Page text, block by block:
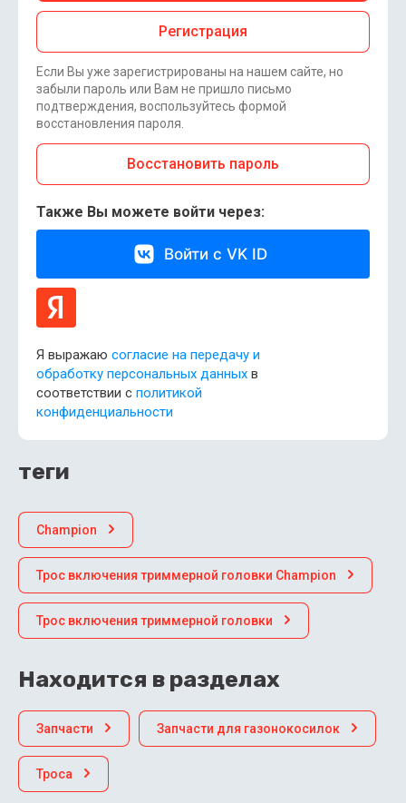
Регистрация
Если Вы уже зарегистрированы на нашем сайте, но
забыли пароль или Вам не пришло письмо
подтверждения, воспользуйтесь формой
восстановления пароля.
Восстановить пароль
Также Вы можете войти через:
Войти с VK ID
Я выражаю согласие на передачу и
обработку персональных данных в
соответствии с политикой
конфиденциальности
теги
Champion
Трос включения триммерной головки Champion
Трос включения триммерной головки
Находится в разделах
Запчасти Запчасти для газонокосилок
Троса